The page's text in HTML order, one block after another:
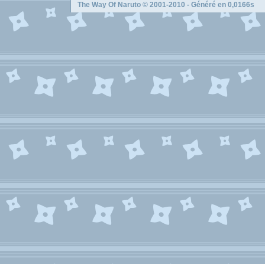
The Way Of Naruto © 2001-2010 - Généré en 0,0166s